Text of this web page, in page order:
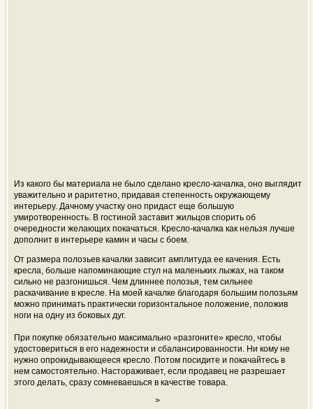
Из какого бы материала не было сделано кресло-качалка, оно выглядит
уважительно и раритетно, придавая степенность окружающему
интерьеру. Дачному участку оно придаст еще большую
умиротворенность. В гостиной заставит жильцов спорить об
очередности желающих покачаться. Кресло-качалка как нельзя лучше
дополнит в интерьере камин и часы с боем.
От размера полозьев качалки зависит амплитуда ее качения. Есть
кресла, больше напоминающие стул на маленьких лыжах, на таком
сильно не разгонишься. Чем длиннее полозья, тем сильнее
раскачивание в кресле. На моей качалке благодаря большим полозьям
можно принимать практически горизонтальное положение, положив
ноги на одну из боковых дуг.
При покупке обязательно максимально «разгоните» кресло, чтобы
удостовериться в его надежности и сбалансированности. Ни кому не
нужно опрокидывающееся кресло. Потом посидите и покачайтесь в
нем самостоятельно. Настораживает, если продавец не разрешает
этого делать, сразу сомневаешься в качестве товара.
>